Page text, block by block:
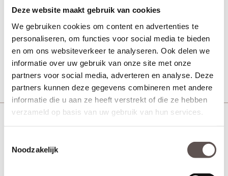
Deze website maakt gebruik van cookies
We gebruiken cookies om content en advertenties te
personaliseren, om functies voor social media te bieden
en om ons websiteverkeer te analyseren. Ook delen we
informatie over uw gebruik van onze site met onze
partners voor social media, adverteren en analyse. Deze
partners kunnen deze gegevens combineren met andere
informatie die u aan ze heeft verstrekt of die ze hebben
verzameld op basis van uw gebruik van hun services.
Noodzakelijk
Achterdeur
5 werkdagen Vanaf € 499,-
Bekijk
Austria merbau 1440
Achterdeur